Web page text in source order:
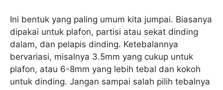
Ini bentuk yang paling umum kita jumpai. Biasanya
dipakai untuk plafon, partisi atau sekat dinding
dalam, dan pelapis dinding. Ketebalannya
bervariasi, misalnya 3.5mm yang cukup untuk
plafon, atau 6-8mm yang lebih tebal dan kokoh
untuk dinding. Jangan sampai salah pilih tebalnya